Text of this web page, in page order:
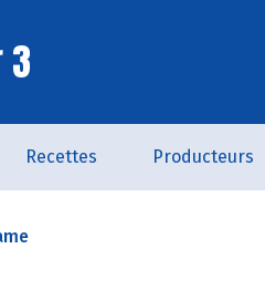
3
Recettes Producteurs